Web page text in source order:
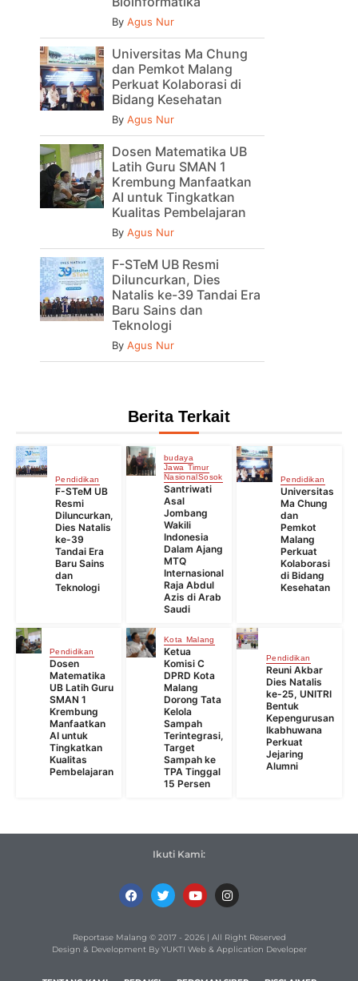
By Agus Nur
Universitas Ma Chung
dan Pemkot Malang
Perkuat Kolaborasi di
Bidang Kesehatan
By Agus Nur
Dosen Matematika UB
Latih Guru SMAN 1
Krembung Manfaatkan
AI untuk Tingkatkan
Kualitas Pembelajaran
By Agus Nur
F-STeM UB Resmi
Diluncurkan, Dies
Natalis ke-39 Tandai Era
Baru Sains dan
Teknologi
By Agus Nur
Berita Terkait
Pendidikan
F-STeM UB
Resmi
Diluncurkan,
Dies Natalis
ke-39
Tandai Era
Baru Sains
dan
Teknologi
budaya
Jawa Timur
Nasional Sosok
Santriwati
Asal
Jombang
Wakili
Indonesia
Dalam Ajang
MTQ
Internasional
Raja Abdul
Azis di Arab
Saudi
Pendidikan
Universitas
Ma Chung
dan
Pemkot
Malang
Perkuat
Kolaborasi
di Bidang
Kesehatan
Pendidikan
Dosen
Matematika
UB Latih Guru
SMAN 1
Krembung
Manfaatkan
AI untuk
Tingkatkan
Kualitas
Pembelajaran
Kota Malang
Ketua
Komisi C
DPRD Kota
Malang
Dorong Tata
Kelola
Sampah
Terintegrasi,
Target
Sampah ke
TPA Tinggal
15 Persen
Pendidikan
Reuni Akbar
Dies Natalis
ke-25, UNITRI
Bentuk
Kepengurusan
Ikabhuwana
Perkuat
Jejaring
Alumni
Ikuti Kami:
Reportase Malang © 2017 - 2026 | All Right Reserved
Design & Development By YUKTI Web & Application Developer